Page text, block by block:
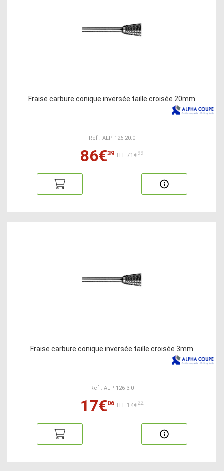
Fraise carbure conique inversée taille croisée 20mm
Ref : ALP 126-20.0
86€39 HT:71€99
Fraise carbure conique inversée taille croisée 3mm
Ref : ALP 126-3.0
17€06 HT:14€22